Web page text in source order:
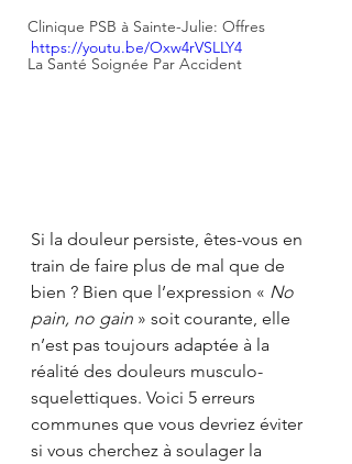
Clinique PSB à Sainte-Julie: Offres
La Santé Soignée Par Accident
https://youtu.be/Oxw4rVSLLY4
Si la douleur persiste, êtes-vous en
train de faire plus de mal que de
bien ? Bien que l’expression « No
pain, no gain » soit courante, elle
n’est pas toujours adaptée à la
réalité des douleurs musculo-
squelettiques. Voici 5 erreurs
communes que vous devriez éviter
si vous cherchez à soulager la